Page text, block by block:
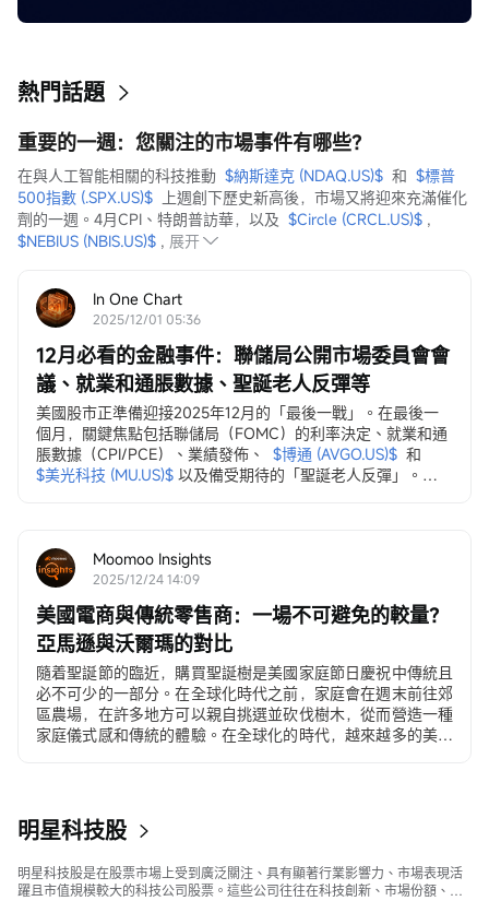
熱門話題
重要的一週：您關注的市場事件有哪些？
在與人工智能相關的科技推動 $納斯達克 (NDAQ.US)$
  和
$標普
500指數 (.SPX.US)$
  上週創下歷史新高後，市場又將迎來充滿催化
劑的一週。4月CPI、特朗普訪華，以及 $Circle (CRCL.US)$
$NEBIUS (NBIS.US)$ , 展开
In One Chart
2025/12/01 05:36
12月必看的金融事件：聯儲局公開市場委員會會
議、就業和通脹數據、聖誕老人反彈等
美國股市正準備迎接2025年12月的「最後一戰」。在最後一
個月，關鍵焦點包括聯儲局（FOMC）的利率決定、就業和通
脹數據（CPI/PCE）、業績發佈、
$博通 (AVGO.US)$ 和
$美光科技 (MU.US)$ 以及備受期待的「聖誕老人反彈」。
Moomoo Insights
2025/12/24 14:09
美國電商與傳統零售商：一場不可避免的較量？
亞馬遜與沃爾瑪的對比
隨着聖誕節的臨近，購買聖誕樹是美國家庭節日慶祝中傳統且
必不可少的一部分。在全球化時代之前，家庭會在週末前往郊
區農場，在許多地方可以親自挑選並砍伐樹木，從而營造一種
家庭儀式感和傳統的體驗。在全球化的時代，越來越多的美國
明星科技股
明星科技股是在股票市場上受到廣泛關注、具有顯著行業影響力、市場表現活
躍且市值規模較大的科技公司股票。這些公司往往在科技創新、市場份額、品